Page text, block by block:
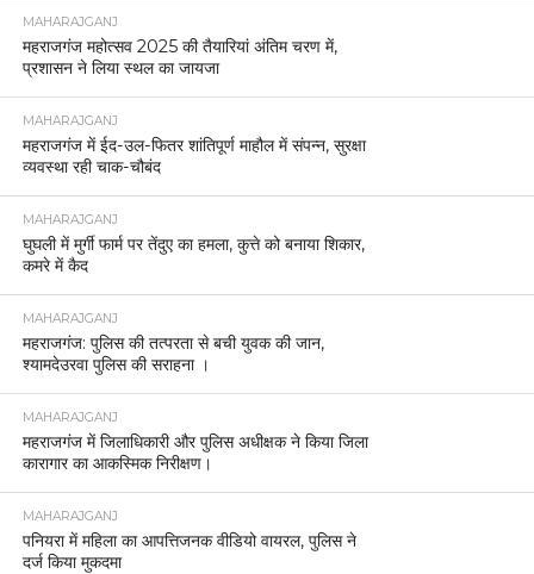
MAHARAJGANJ
महराजगंज महोत्सव 2025 की तैयारियां अंतिम चरण में,
प्रशासन ने लिया स्थल का जायजा
MAHARAJGANJ
महराजगंज में ईद-उल-फितर शांतिपूर्ण माहौल में संपन्न, सुरक्षा
व्यवस्था रही चाक-चौबंद
MAHARAJGANJ
घुघली में मुर्गी फार्म पर तेंदुए का हमला, कुत्ते को बनाया शिकार,
कमरे में कैद
MAHARAJGANJ
महराजगंज: पुलिस की तत्परता से बची युवक की जान,
श्यामदेउरवा पुलिस की सराहना ।
MAHARAJGANJ
महराजगंज में जिलाधिकारी और पुलिस अधीक्षक ने किया जिला
कारागार का आकस्मिक निरीक्षण।
MAHARAJGANJ
पनियरा में महिला का आपत्तिजनक वीडियो वायरल, पुलिस ने
दर्ज किया मुकदमा